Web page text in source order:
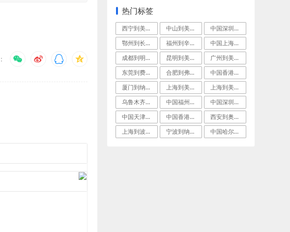
热门标签
西宁到美国明尼阿波利斯门到门空运 中山到美国特伦顿(Trenton)经济空
中国深圳到里弗埃奇集装箱运输
鄂州到长滩(LongBeach)空运物流
福州到辛辛那提(Cincinnati)空
中国上海到美国恩格尔伍德拼箱海运
成都到明尼阿波利斯航空货运
昆明到美国堪萨斯城(KansasCity
广州到美国霍博肯(Hoboken)门到门
东莞到费城(Philadelphia)航
合肥到弗雷斯诺(Fresno)空运专线
中国香港到费城(Philadelphia
厦门到纳什维尔标准空运
上海到美国匹兹堡飞机运输
上海到美国杰克逊维尔(Jacksonvi
乌鲁木齐到巴吞鲁日国际快递
中国福州到波士顿空运派送
中国深圳到锡拉丘兹(Syracuse)国
中国天津到杰克逊维尔跨境海空联运
中国香港到美国孟菲斯多式联运
西安到奥马哈拼货空运
上海到波士顿(Boston)空运门到门专
宁波到纳什维尔国际海运 中国哈尔滨到纽瓦克(Newark)空运物